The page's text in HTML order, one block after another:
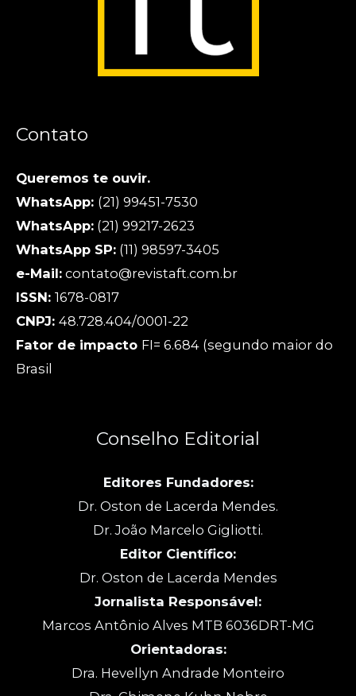
Contato
Queremos te ouvir.
WhatsApp: (21) 99451-7530
WhatsApp: (21) 99217-2623
WhatsApp SP: (11) 98597-3405
e-Mail: contato@revistaft.com.br
ISSN: 1678-0817
CNPJ: 48.728.404/0001-22
Fator de impacto FI= 6.684 (segundo maior do
Brasil
Conselho Editorial
Editores Fundadores:
Dr. Oston de Lacerda Mendes.
Dr. João Marcelo Gigliotti.
Editor Científico:
Dr. Oston de Lacerda Mendes
Jornalista Responsável:
Marcos Antônio Alves MTB 6036DRT-MG
Orientadoras:
Dra. Hevellyn Andrade Monteiro